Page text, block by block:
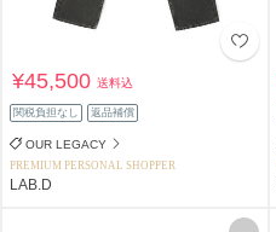
¥45,500送料込
関税負担なし 返品補償
OUR LEGACY
PREMIUM PERSONAL SHOPPER
LAB.D